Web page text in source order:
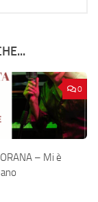
0
– Mi è